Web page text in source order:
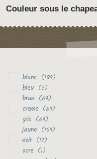
Couleur sous le
blanc (189)
bleu (3)
brun (69)
creme (69)
gris (69)
jaune (159)
noir (17)
ocre (1)